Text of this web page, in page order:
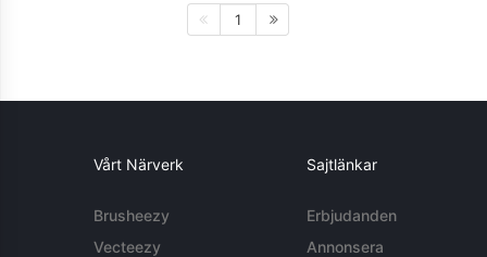
1
Vårt Närverk
Brusheezy
Vecteezy
Sajtlänkar
Erbjudanden
Annonsera